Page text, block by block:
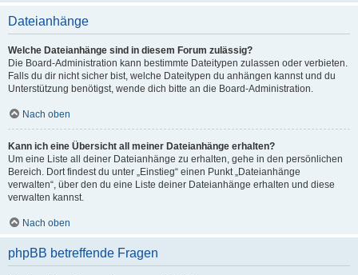
Dateianhänge
Welche Dateianhänge sind in diesem Forum zulässig?
Die Board-Administration kann bestimmte Dateitypen zulassen oder verbieten.
Falls du dir nicht sicher bist, welche Dateitypen du anhängen kannst und du
Unterstützung benötigst, wende dich bitte an die Board-Administration.
Nach oben
Kann ich eine Übersicht all meiner Dateianhänge erhalten?
Um eine Liste all deiner Dateianhänge zu erhalten, gehe in den persönlichen
Bereich. Dort findest du unter „Einstieg“ einen Punkt „Dateianhänge
verwalten“, über den du eine Liste deiner Dateianhänge erhalten und diese
verwalten kannst.
Nach oben
phpBB betreffende Fragen